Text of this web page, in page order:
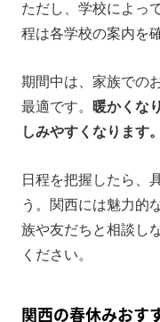
ただし、学校によっ
程は各学校の案内を
期間中は、家族での
最適です。
暖かくな
しみやすくなります。
日程を把握したら、
う。関西には魅力的
族や友だちと相談し
ください。
関西の春休みおす